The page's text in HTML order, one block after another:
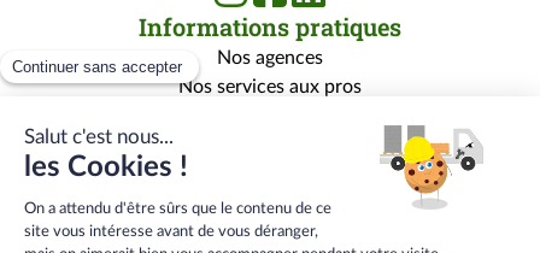
Informations pratiques
Nos agences
Nos services aux pros
Rejoignez-nous
Qui sommes-nous ?
Carrière